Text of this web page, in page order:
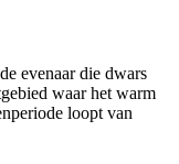
evenaar die dwars
waar het warm
loopt van